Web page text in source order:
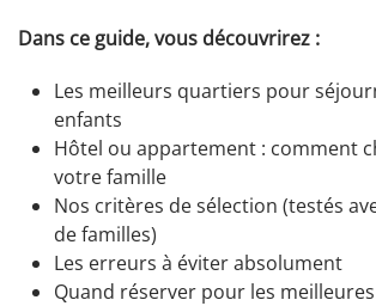
Dans ce guide, vous découvrirez :
Les meilleurs quartiers pour
enfants
Hôtel ou appartement : comment
votre famille
Nos critères de sélection (testés
de familles)
Les erreurs à éviter absolument
Quand réserver pour les